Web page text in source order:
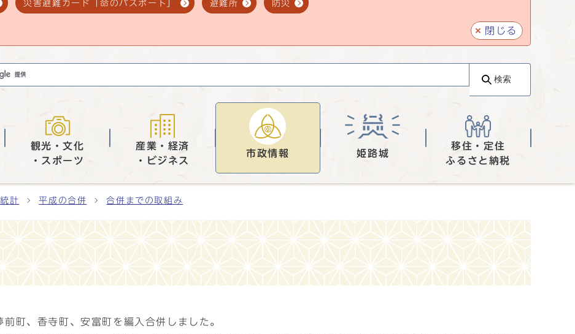
災害避難カード「命のパスポート」 避難所 防災
閉じる
検索
観光・文化
・スポーツ
産業・経済
・ビジネス
市政情報 姫路城
移住・定住
ふるさと納税
計 平成の合併 合併までの取組み
町、香寺町、安富町を編入合併しました。